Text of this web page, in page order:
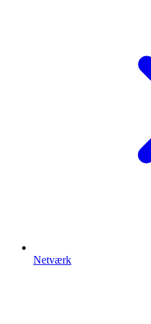
Netværk